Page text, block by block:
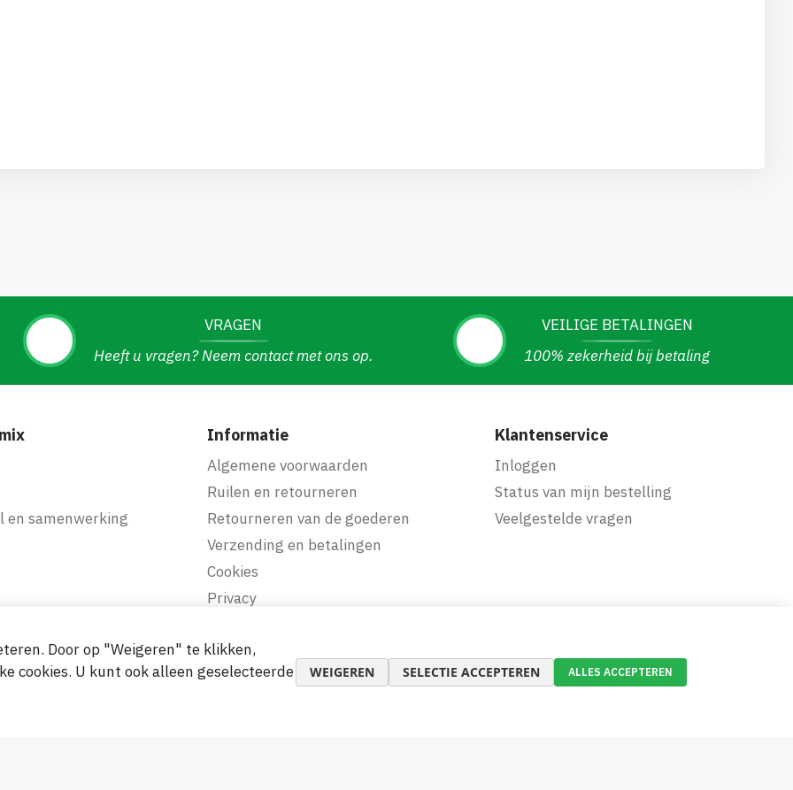
VRAGEN
Heeft u vragen? Neem contact met ons op.
VEILIGE BETALINGEN
100% zekerheid bij betaling
en samenwerking
Informatie
Algemene voorwaarden
Ruilen en retourneren
Retourneren van de goederen
Verzending en betalingen
Cookies
Privacy
Klantenservice
Inloggen
Status van mijn bestelling
Veelgestelde vragen
betalingen
Door op "Weigeren" te klikken,
cookies. U kunt ook alleen geselecteerde
WEIGEREN SELECTIE ACCEPTEREN ALLES ACCEPTEREN